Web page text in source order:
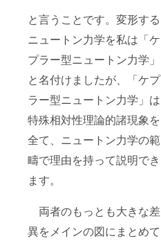
と言うことです。変形する
ニュートン力学を私は「ケ
プラー型ニュートン力学」
と名付けましたが、「ケプ
ラー型ニュートン力学」は
特殊相対性理論的諸現象を
全て、ニュートン力学の範
疇で理由を持って説明でき
ます。
両者のもっとも大きな差
異をメインの図にまとめて